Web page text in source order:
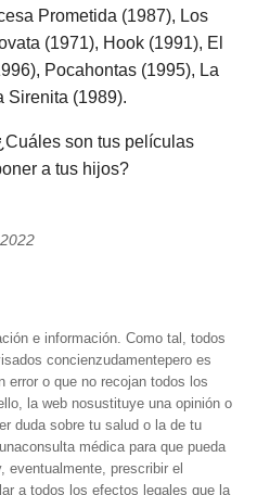
Prometida (1987), Los
(1971), Hook (1991), El
Pocahontas (1995), La
Sirenita (1989).
son tus películas
a tus hijos?
e información. Como tal, todos
concienzudamentepero es
error o que no recojan todos los
la web nosustituye una opinión o
duda sobre tu salud o la de tu
médica para que pueda
eventualmente, prescribir el
a todos los efectos legales que la